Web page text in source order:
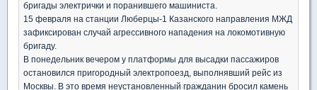
бригады электрички и поранившего машиниста.
15 февраля на станции Люберцы-1 Казанского направления МЖД
зафиксирован случай агрессивного нападения на локомотивную
бригаду.
В понедельник вечером у платформы для высадки пассажиров
остановился пригородный электропоезд, выполнявший рейс из
Москвы. В это время неустановленный гражданин бросил камень